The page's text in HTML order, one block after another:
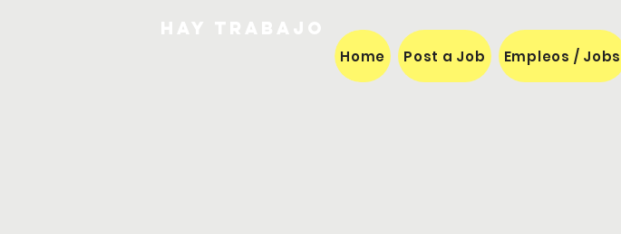
Home Post a Job Empleos / Jobs